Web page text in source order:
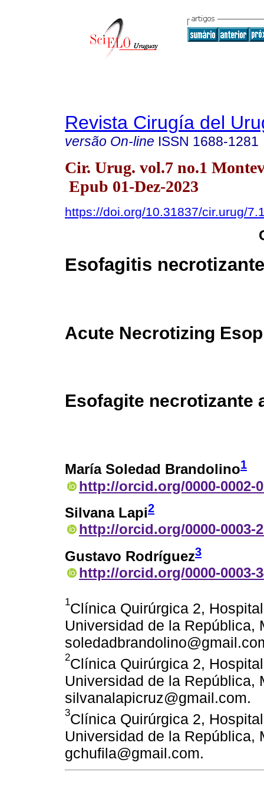
Revista Cirugía del
versão On-line ISSN 1688-1281
Cir. Urug. vol.7 no.1
Epub 01-Dez-2023
https://doi.org/10.31837/cir.urug/
Esofagitis
Acute Necrotizing
Esofagite necrotizante
María Soledad Brandolino1
http://orcid.org/0000-0002-
Silvana Lapi2
http://orcid.org/0000-0003-
Gustavo Rodríguez3
http://orcid.org/0000-0003-
1Clínica Quirúrgica 2,
Universidad de la República,
2Clínica Quirúrgica 2,
Universidad de la República,
silvanalapicruz@gmail.com.
3Clínica Quirúrgica 2,
Universidad de la República,
gchufila@gmail.com.